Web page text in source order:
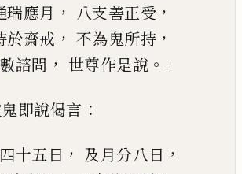
瑞應月 ， 八支善正受 ，
於齋戒 ， 不為鬼所持 ，
諮問 ， 世尊作是說 。」
即說偈言 ：
十五日 ， 及月分八日 ，